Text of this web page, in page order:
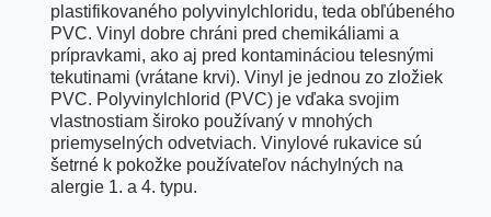
plastifikovaného polyvinylchloridu, teda obľúbeného
PVC. Vinyl dobre chráni pred chemikáliami a
prípravkami, ako aj pred kontamináciou telesnými
tekutinami (vrátane krvi). Vinyl je jednou zo zložiek
PVC. Polyvinylchlorid (PVC) je vďaka svojim
vlastnostiam široko používaný v mnohých
priemyselných odvetviach. Vinylové rukavice sú
šetrné k pokožke používateľov náchylných na
alergie 1. a 4. typu.